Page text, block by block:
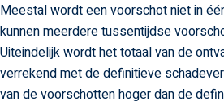
Meestal wordt een voorschot niet in
kunnen meerdere tussentijdse
Uiteindelijk wordt het totaal van de
verrekend met de definitieve
van de voorschotten hoger dan de